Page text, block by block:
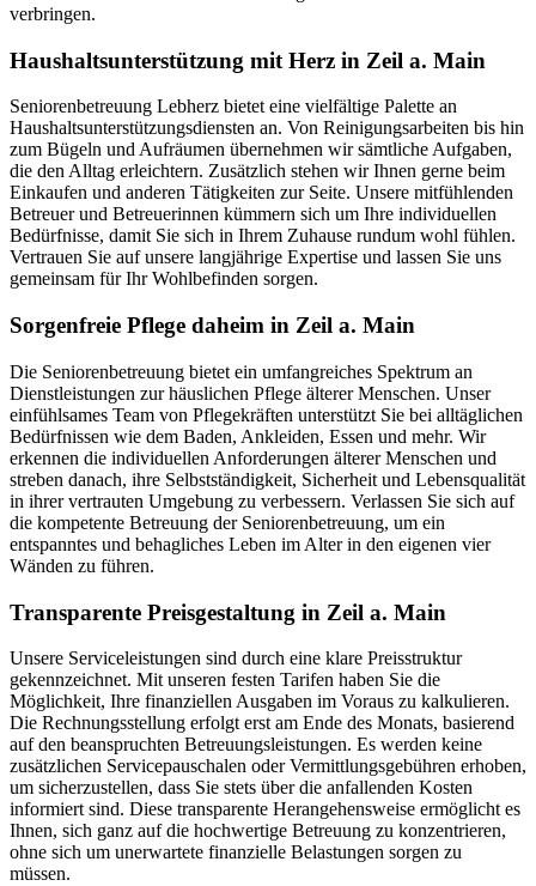
verbringen.
Haushalts­unterstützung mit Herz in Zeil a. Main
Seniorenbetreuung Lebherz bietet eine vielfältige Palette an
Haushaltsunterstützungsdiensten an. Von Reinigungsarbeiten bis hin
zum Bügeln und Aufräumen übernehmen wir sämtliche Aufgaben,
die den Alltag erleichtern. Zusätzlich stehen wir Ihnen gerne beim
Einkaufen und anderen Tätigkeiten zur Seite. Unsere mitfühlenden
Betreuer und Betreuerinnen kümmern sich um Ihre individuellen
Bedürfnisse, damit Sie sich in Ihrem Zuhause rundum wohl fühlen.
Vertrauen Sie auf unsere langjährige Expertise und lassen Sie uns
gemeinsam für Ihr Wohlbefinden sorgen.
Sorgenfreie Pflege daheim in Zeil a. Main
Die Seniorenbetreuung bietet ein umfangreiches Spektrum an
Dienstleistungen zur häuslichen Pflege älterer Menschen. Unser
einfühlsames Team von Pflegekräften unterstützt Sie bei alltäglichen
Bedürfnissen wie dem Baden, Ankleiden, Essen und mehr. Wir
erkennen die individuellen Anforderungen älterer Menschen und
streben danach, ihre Selbstständigkeit, Sicherheit und Lebensqualität
in ihrer vertrauten Umgebung zu verbessern. Verlassen Sie sich auf
die kompetente Betreuung der Seniorenbetreuung, um ein
entspanntes und behagliches Leben im Alter in den eigenen vier
Wänden zu führen.
Transparente Preisgestaltung in Zeil a. Main
Unsere Serviceleistungen sind durch eine klare Preisstruktur
gekennzeichnet. Mit unseren festen Tarifen haben Sie die
Möglichkeit, Ihre finanziellen Ausgaben im Voraus zu kalkulieren.
Die Rechnungsstellung erfolgt erst am Ende des Monats, basierend
auf den beanspruchten Betreuungsleistungen. Es werden keine
zusätzlichen Servicepauschalen oder Vermittlungsgebühren erhoben,
um sicherzustellen, dass Sie stets über die anfallenden Kosten
informiert sind. Diese transparente Herangehensweise ermöglicht es
Ihnen, sich ganz auf die hochwertige Betreuung zu konzentrieren,
ohne sich um unerwartete finanzielle Belastungen sorgen zu
müssen.